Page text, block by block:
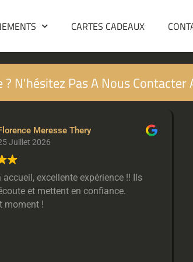
CARTES CADEAUX
N'hésitez Pas A Nous
Meresse Thery
Juillet 2026
accueil, excellente expérience !! Ils
et mettent en confiance.
moment !